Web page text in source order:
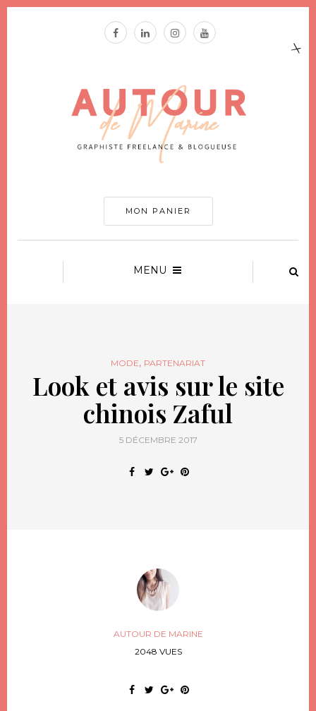
MON PANIER
MENU
MODE, PARTENARIAT
Look et avis sur le site
chinois Zaful
5 DÉCEMBRE 2017
AUTOUR DE MARINE
2048 VUES